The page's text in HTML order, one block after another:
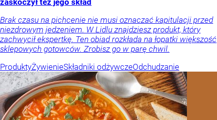
zaskoczył też jego skład
Brak czasu na pichcenie nie musi oznaczać kapitulacji przed
niezdrowym jedzeniem. W Lidlu znajdziesz produkt, który
zachwycił ekspertkę. Ten obiad rozkłada na łopatki większość
sklepowych gotowców. Zrobisz go w parę chwil.
ProduktyŻywienieSkładniki odżywczeOdchudzanie